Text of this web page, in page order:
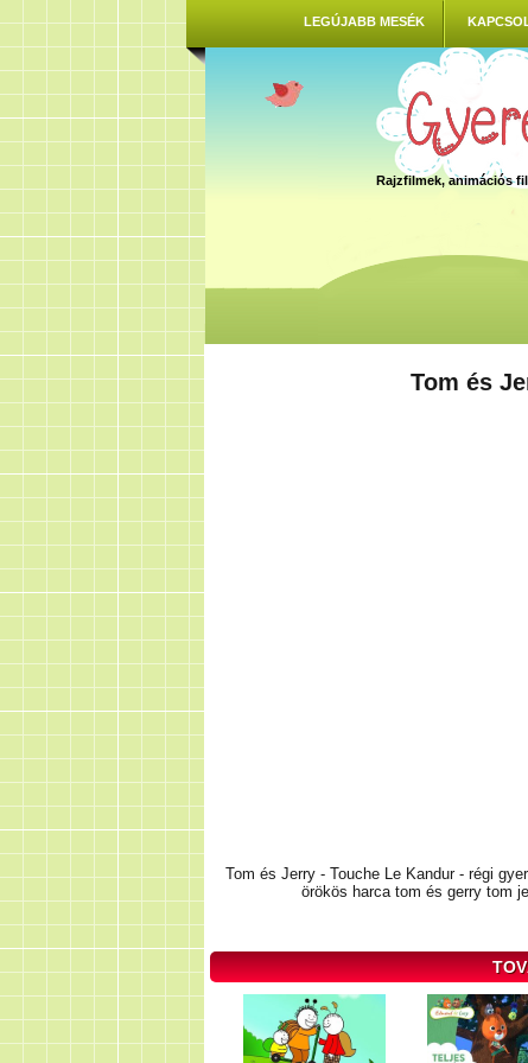
LEGÚJABB MESÉK
Rajzfilmek, animációs
Tom és
Tom és Jerry - Touche Le Kandur - régi
örökös harca tom és gerry tom